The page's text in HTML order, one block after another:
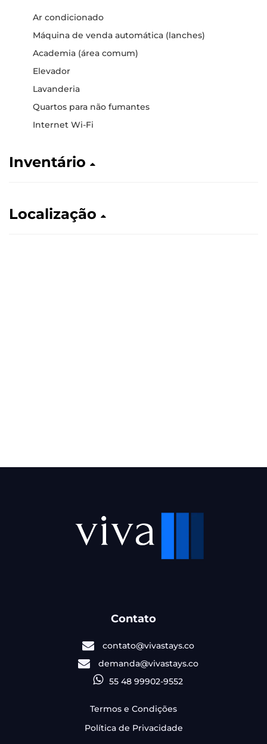
Ar condicionado
Máquina de venda automática (lanches)
Academia (área comum)
Elevador
Lavanderia
Quartos para não fumantes
Internet Wi-Fi
Inventário
Localização
Contato
contato@vivastays.co
demanda@vivastays.co
55 48 99902-9552
Termos e Condições
Política de Privacidade